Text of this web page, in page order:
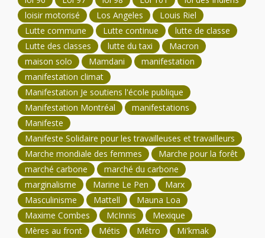
loisir motorisé
Los Angeles
Louis Riel
Lutte commune
Lutte continue
lutte de classe
Lutte des classes
lutte du taxi
Macron
maison solo
Mamdani
manifestation
manifestation climat
Manifestation Je soutiens l'école publique
Manifestation Montréal
manifestations
Manifeste
Manifeste Solidaire pour les travailleuses et travailleurs
Marche mondiale des femmes
Marche pour la forêt
marché carbone
marché du carbone
marginalisme
Marine Le Pen
Marx
Masculinisme
Mattell
Mauna Loa
Maxime Combes
McInnis
Mexique
Mères au front
Métis Métro
Mi'kmak